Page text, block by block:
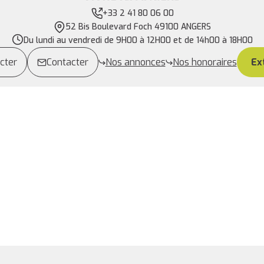
+33 2 41 80 06 00
52 Bis Boulevard Foch 49100 ANGERS
Du lundi au vendredi de 9H00 à 12H00 et de 14h00 à 18H00
Contacter Nos annonces Nos honoraires